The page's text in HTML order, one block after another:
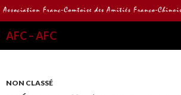
AFC – AFC
NON CLASSÉ